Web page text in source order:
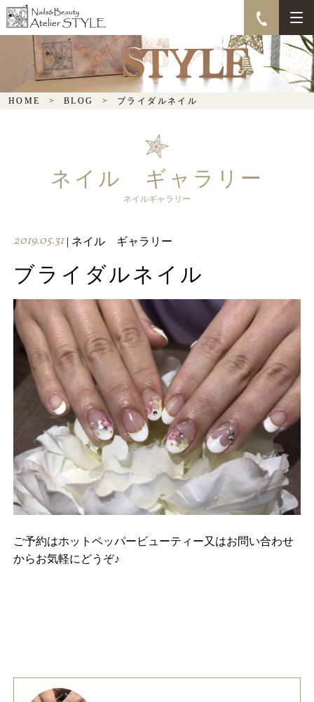
ブライダルネイル
HOME BLOG ブライダルネイル
ネイル ギャラリー
ネイルギャラリー
2019.05.31| ネイル ギャラリー
ブライダルネイル
ご予約はホットペッパービューティー又はお問い合わせ
からお気軽にどうぞ♪